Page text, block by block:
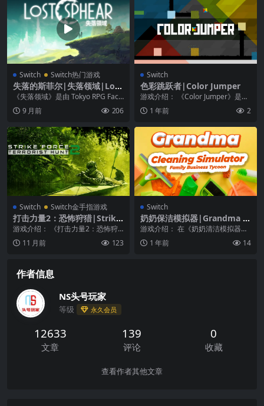
Switch Switch热门游戏
失落的斯菲尔|失落领域|Lost
Sphear中文
《失落领域》是由 Tokyo RPG Fact
ory 制作，Square Eni...
9 月前 206
Switch
色彩跳跃者|Color Jumper
游戏介绍： 《Color Jumper》是一
款以颜色为核心元素的抽象型解谜
平台游...
1 年前 2
Switch Switch金手指游戏
打击力量2：恐怖狩猎|Strike
Force 2: Terrorist Hunt
游戏介绍： 《打击力量2：恐怖狩
猎》一个热带天堂变成了战区。我
们的一名特工正在执...
11 月前 123
Switch
奶奶保洁模拟器|Grandma Cl
eaning Simulator
游戏介绍： 在《奶奶清洁模拟器
——家庭企业大亨》这款游戏中，
你将扮演一位充满活力...
1 年前 14
作者信息
NS头号玩家
等级 永久会员
12633
文章
139
评论
0
收藏
查看作者其他文章